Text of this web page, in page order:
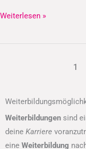
Weiterlesen »
1
Weiterbildungen sind
deine Karriere
eine Weiterbildung